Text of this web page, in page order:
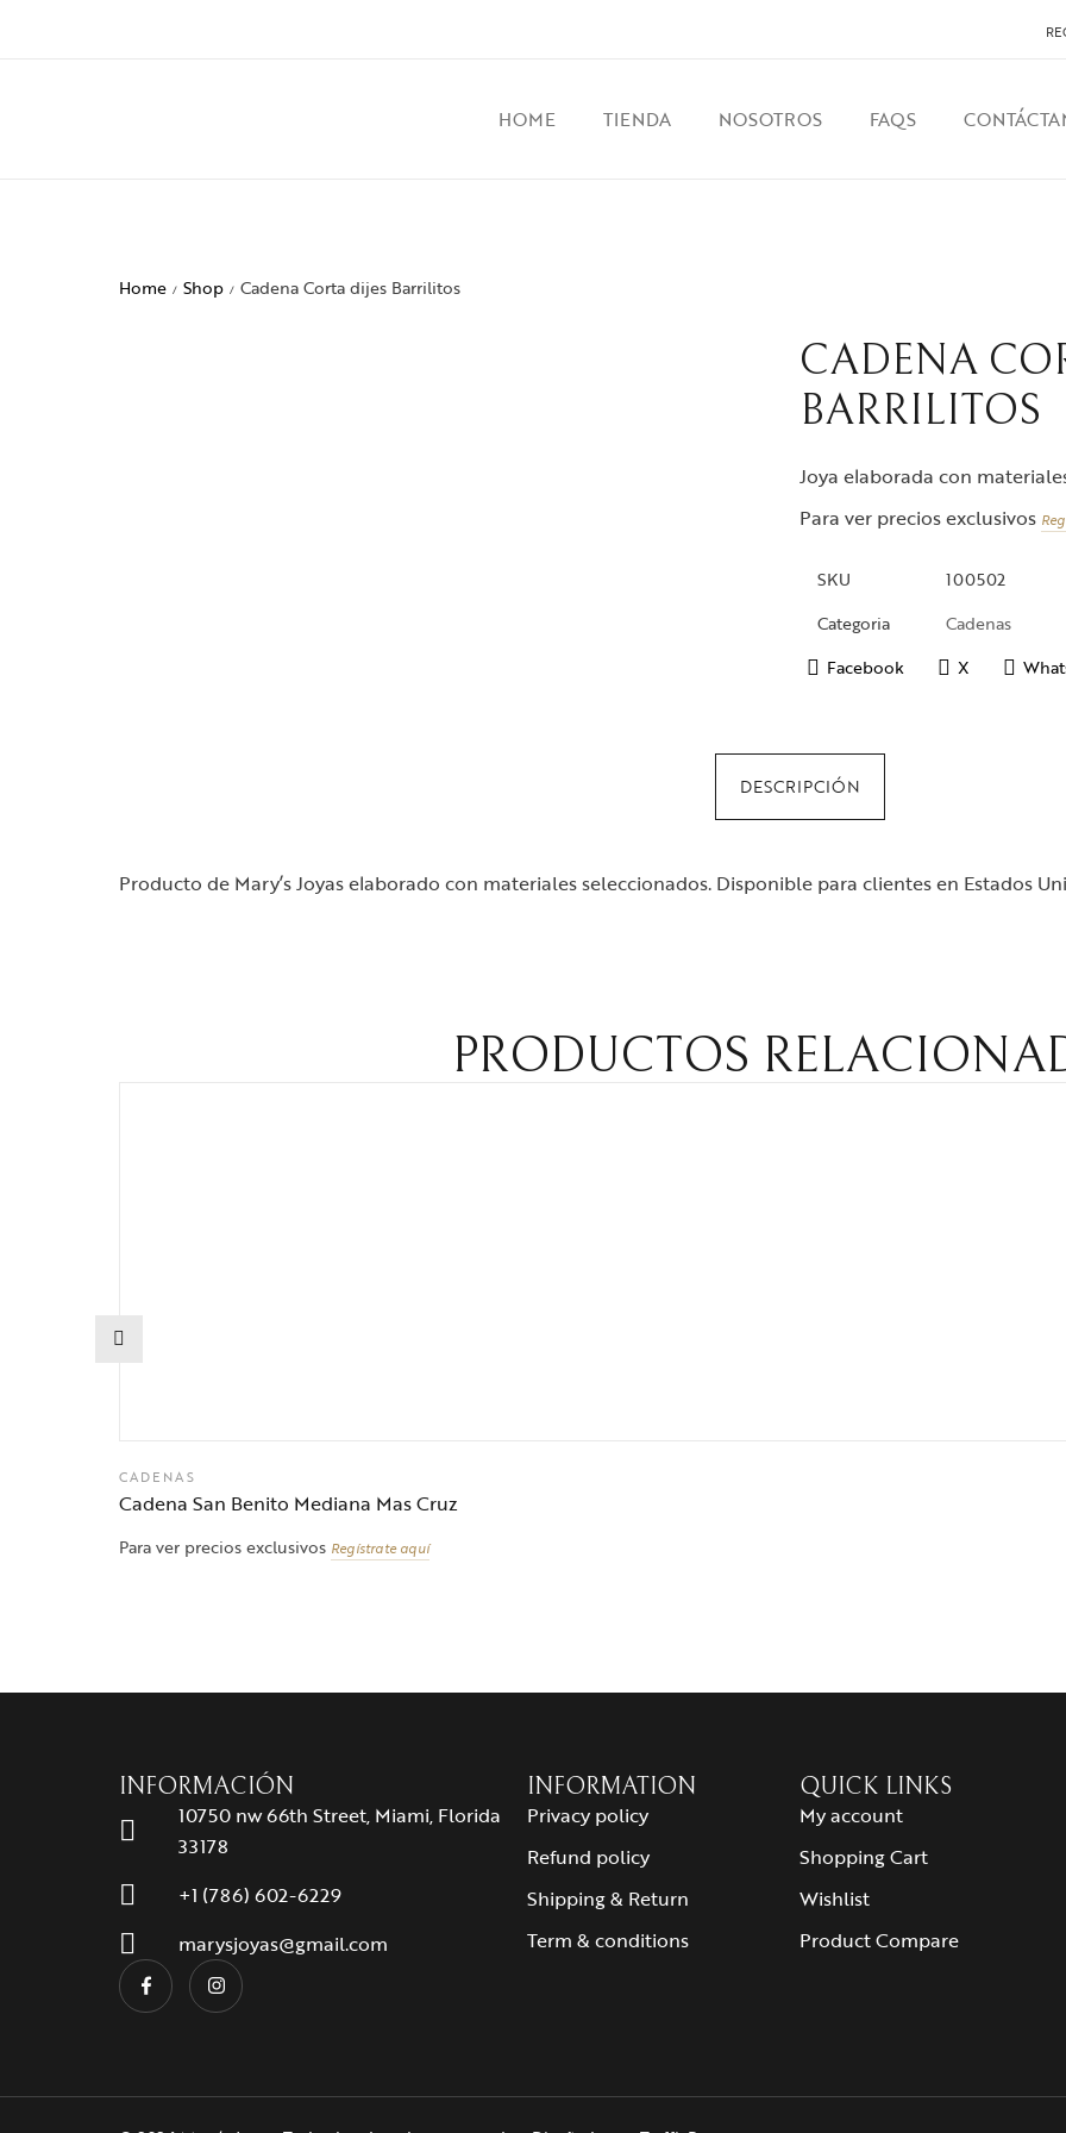
HOME TIENDA NOSOTROS FAQS
Home / Shop / Cadena Corta dijes Barrilitos
CADENA
BARRILITOS
Joya elaborada con
Para ver precios exclusivos
SKU
100502
Categoria
Cadenas
Facebook
X
DESCRIPCIÓN
Producto de Mary’s Joyas elaborado con materiales seleccionados. Disponible para clientes en Estados
PRODUCTOS
CADENAS
Cadena San Benito Mediana Mas Cruz
Para ver precios exclusivos Regístrate aquí
INFORMACIÓN
10750 nw 66th Street, Miami, Florida
33178
+1 (786) 602-6229
marysjoyas@gmail.com
INFORMATION
Privacy policy
Refund policy
Shipping & Return
Term & conditions
QUICK LINKS
My account
Shopping Cart
Wishlist
Product Compare